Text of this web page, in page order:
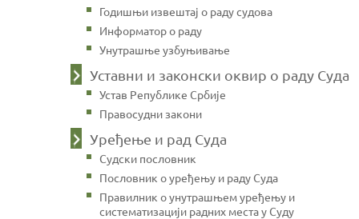
Годишњи извештај о раду судова
Информатор о раду
Унутрашње узбуњивање
Уставни и законски оквир о раду Суда
Устав Републике Србије
Правосудни закони
Уређење и рад Суда
Судски пословник
Пословник о уређењу и раду Суда
Правилник о унутрашњем уређењу и
систематизацији радних места у Суду